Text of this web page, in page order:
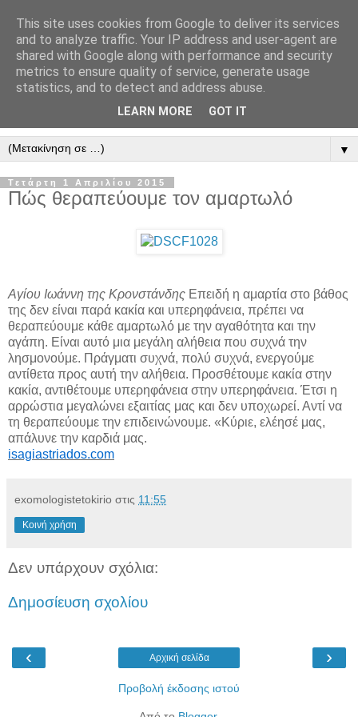
" Εξομολογεῖσθε τῶ Κυρίῳ
"
ὃτι ἀγαθός, ὃτι εἰς τόν αἰῶνα τό ἔλεος αὐτοῦ. Αλληλούϊα.
▼
Τετάρτη 1 Απριλίου 2015
Πώς θεραπεύουμε τον αμαρτωλό
Αγίου Ιωάννη της Κρονστάνδης Επειδή η αμαρτία στο βάθος
της δεν είναι παρά κακία και υπερηφάνεια, πρέπει να
θεραπεύουμε κάθε αμαρτωλό με την αγαθότητα και την
αγάπη. Είναι αυτό μια μεγάλη αλήθεια που συχνά την
λησμονούμε. Πράγματι συχνά, πολύ συχνά, ενεργούμε
αντίθετα προς αυτή την αλήθεια. Προσθέτουμε κακία στην
κακία, αντιθέτουμε υπερηφάνεια στην υπερηφάνεια. Έτσι η
αρρώστια μεγαλώνει εξαιτίας μας και δεν υποχωρεί. Αντί να
τη θεραπεύουμε την επιδεινώνουμε. «Κύριε, ελέησέ μας,
απάλυνε την καρδιά μας.
isagiastriados.com
exomologistetokirio στις 11:55
Κοινή χρήση
Δεν υπάρχουν σχόλια:
Δημοσίευση σχολίου
‹ ›
Αρχική σελίδα
Προβολή έκδοσης ιστού
This site uses cookies from Google to deliver its services
and to analyze traffic. Your IP address and user-agent are
shared with Google along with performance and security
metrics to ensure quality of service, generate usage
statistics, and to detect and address abuse.
LEARN MORE GOT IT